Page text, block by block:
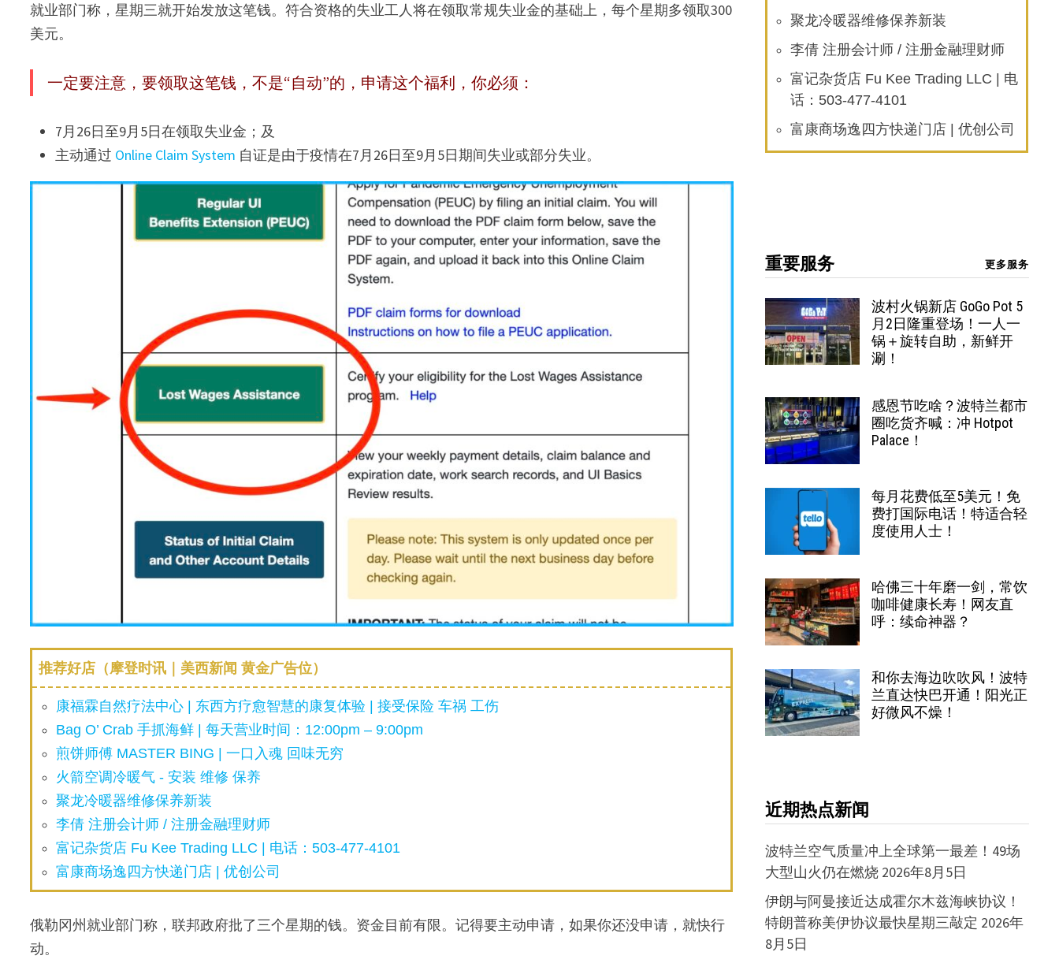
就业部门称，星期三就开始发放这笔钱。符合资格的失业工人将在领取常规失业金的基础上，每个星期多领取300
美元。
一定要注意，要领取这笔钱，不是“自动”的，申请这个福利，你必须：
7月26日至9月5日在领取失业金；及
主动通过 Online Claim System 自证是由于疫情在7月26日至9月5日期间失业或部分失业。
推荐好店（摩登时讯｜美西新闻 黄金广告位）
康福霖自然疗法中心 | 东西方疗愈智慧的康复体验 | 接受保险 车祸 工伤
Bag O’ Crab 手抓海鲜 | 每天营业时间：12:00pm – 9:00pm
煎饼师傅 MASTER BING | 一口入魂 回味无穷
火箭空调冷暖气 - 安装 维修 保养
聚龙冷暖器维修保养新装
李倩 注册会计师 / 注册金融理财师
富记杂货店 Fu Kee Trading LLC | 电话：503-477-4101
富康商场逸四方快递门店 | 优创公司
俄勒冈州就业部门称，联邦政府批了三个星期的钱。资金目前有限。记得要主动申请，如果你还没申请，就快行
动。
聚龙冷暖器维修保养新装
李倩 注册会计师 / 注册金融理财师
富记杂货店 Fu Kee Trading LLC | 电
话：503-477-4101
富康商场逸四方快递门店 | 优创公司
重要服务 更多服务
波村火锅新店 GoGo Pot 5
月2日隆重登场！一人一
锅＋旋转自助，新鲜开
涮！
感恩节吃啥？波特兰都市
圈吃货齐喊：冲 Hotpot
Palace！
每月花费低至5美元！免
费打国际电话！特适合轻
度使用人士！
哈佛三十年磨一剑，常饮
咖啡健康长寿！网友直
呼：续命神器？
和你去海边吹吹风！波特
兰直达快巴开通！阳光正
好微风不燥！
近期热点新闻
波特兰空气质量冲上全球第一最差！49场
大型山火仍在燃烧 2026年8月5日
伊朗与阿曼接近达成霍尔木兹海峡协议！
特朗普称美伊协议最快星期三敲定 2026年
8月5日